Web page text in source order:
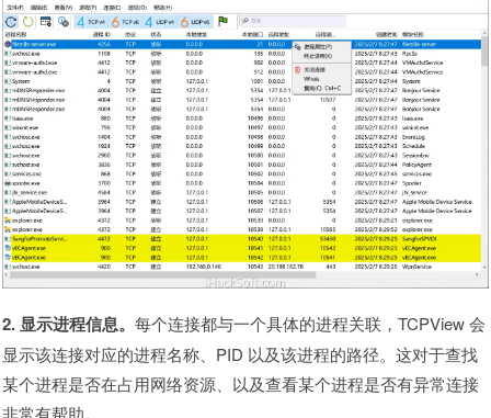
2. 显示进程信息。 每个连接都与一个具体的进程关联，TCPView 会
显示该连接对应的进程名称、PID 以及该进程的路径。这对于查找
某个进程是否在占用网络资源、以及查看某个进程是否有异常连接
非常有帮助。